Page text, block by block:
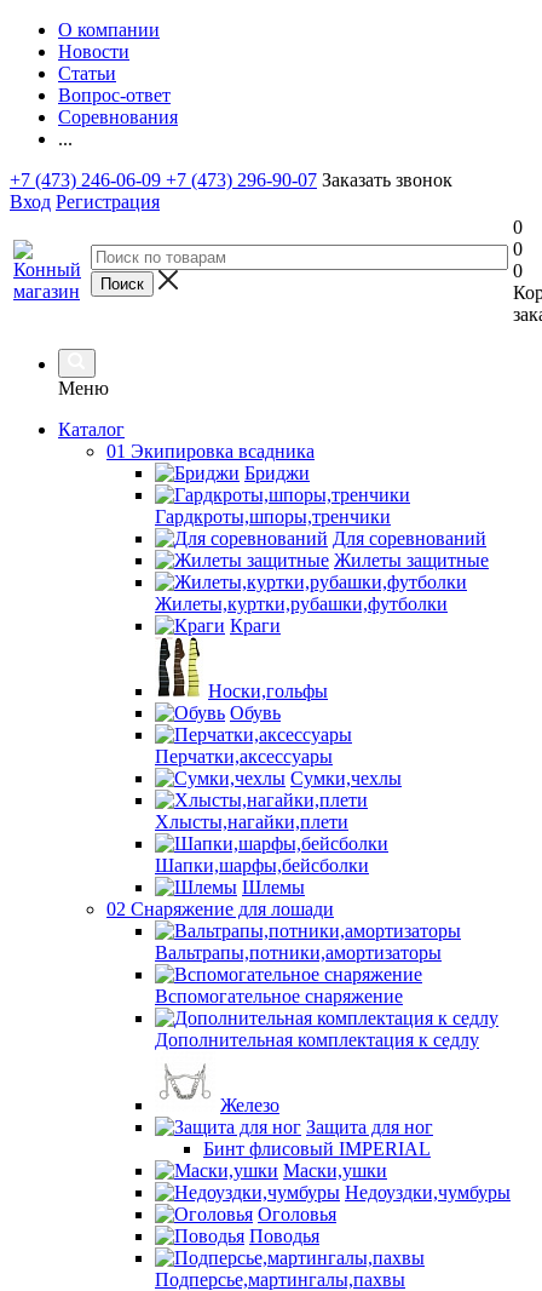
О компании
Новости
Статьи
Вопрос-ответ
Соревнования
...
+7 (473) 246-06-09 +7 (473) 296-90-07 Заказать звонок
Вход Регистрация
0
0
0
Меню
Каталог
01 Экипировка всадника
Бриджи
Гардкроты,шпоры,тренчики
Для соревнований
Жилеты защитные
Жилеты,куртки,рубашки,футболки
Краги
Носки,гольфы
Обувь
Перчатки,аксессуары
Сумки,чехлы
Хлысты,нагайки,плети
Шапки,шарфы,бейсболки
Шлемы
02 Снаряжение для лошади
Вальтрапы,потники,амортизаторы
Вспомогательное снаряжение
Дополнительная комплектация к седлу
Железо
Защита для ног
Бинт флисовый IMPERIAL
Маски,ушки
Недоуздки,чумбуры
Оголовья
Поводья
Подперсье,мартингалы,пахвы